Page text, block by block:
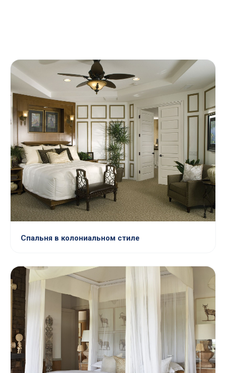
Спальня в колониальном стиле